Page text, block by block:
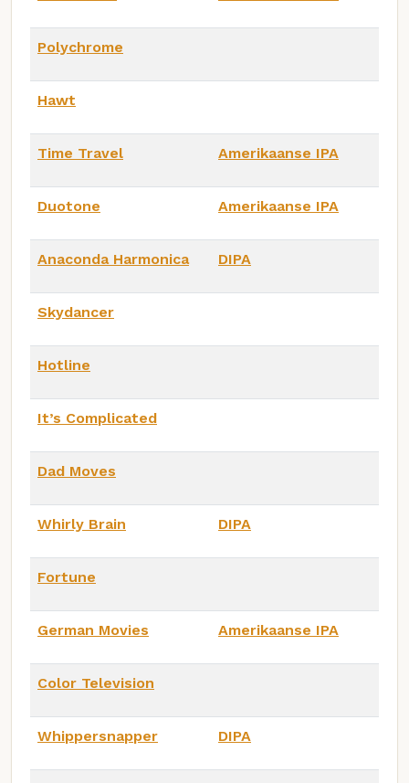
Polychrome
Hawt
Time Travel Amerikaanse IPA
Duotone Amerikaanse IPA
Anaconda Harmonica DIPA
Skydancer
Hotline
It’s Complicated
Dad Moves
Whirly Brain DIPA
Fortune
German Movies Amerikaanse IPA
Color Television
Whippersnapper DIPA